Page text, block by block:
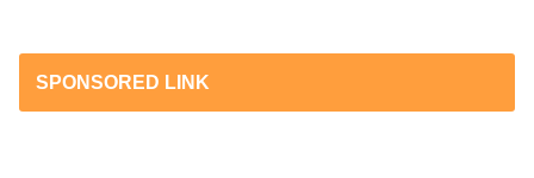
SPONSORED LINK